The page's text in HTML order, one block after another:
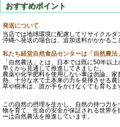
発送について
当店では地球環境に配慮してリサイクル
沖縄へ発送の場合は、追加送料がかかるこ
私たち経堂自然食品センターは「自然農法
「自然農法」とは、日本では既に50年以
早くから見通して推進してきました。
農薬や化学肥料を使用しない事は勿論、
熱、十分な水で土本来の力を発揮させる農
草や樹木は、誰が手をかけなくても育ちま
この自然の摂理を生かし、自然の持つ力
物を育て、生命の安全が保証される世界
ーは自然農法を推進しています。